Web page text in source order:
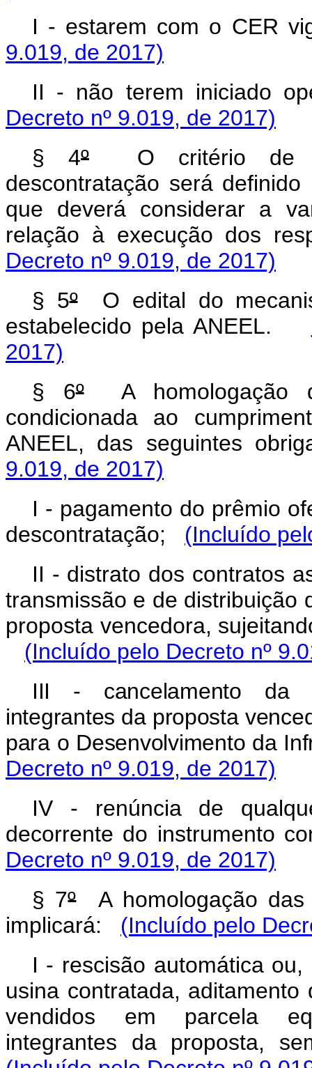
I - estarem com o CER
9.019, de 2017)
II - não terem iniciado
Decreto nº 9.019, de 2017)
§ 4º O critério de
descontratação será
que deverá considerar a
relação à execução dos
Decreto nº 9.019, de 2017)
§ 5ºO edital do
estabelecido pela ANEEL.
2017)
§ 6ºA homologação
condicionada ao
ANEEL, das seguintes
9.019, de 2017)
I - pagamento do prêmio
descontratação; (Incluído
II - distrato dos contratos
transmissão e de distribuição
proposta vencedora,
(Incluído pelo Decreto nº
III - cancelamento da
integrantes da proposta
para o Desenvolvimento da
Decreto nº 9.019, de 2017)
IV - renúncia de
decorrente do instrumento
Decreto nº 9.019, de 2017)
§ 7ºA homologação das
implicará: (Incluído pelo
I - rescisão automática
usina contratada,
vendidos em parcela
integrantes da proposta,